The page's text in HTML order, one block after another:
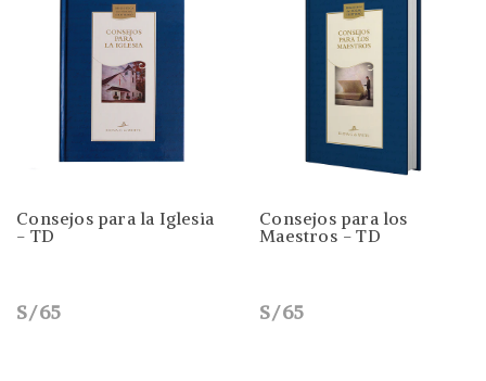
Consejos para la Iglesia
- TD
S/65
Consejos para los
Maestros - TD
S/65